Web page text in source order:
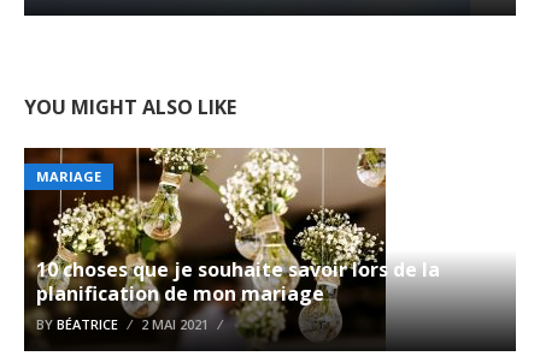
YOU MIGHT ALSO LIKE
MARIAGE
10 choses que je souhaite savoir lors de la
planification de mon mariage
BY BÉATRICE 2 MAI 2021